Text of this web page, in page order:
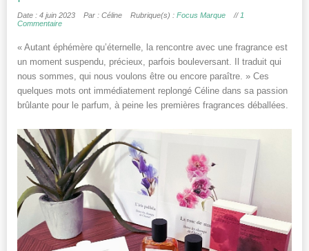
Date : 4 juin 2023 Par : Céline Rubrique(s) : Focus Marque // 1
Commentaire
« Autant éphémère qu’éternelle, la rencontre avec une fragrance est
un moment suspendu, précieux, parfois bouleversant. Il traduit qui
nous sommes, qui nous voulons être ou encore paraître. » Ces
quelques mots ont immédiatement replongé Céline dans sa passion
brûlante pour le parfum, à peine les premières fragrances déballées.